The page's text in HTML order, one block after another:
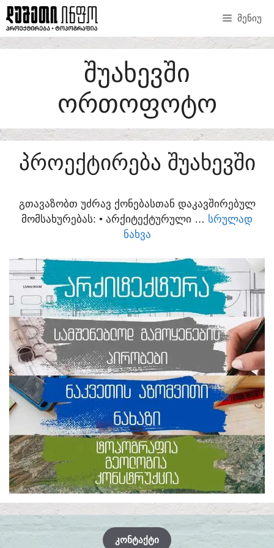
SKIP
TO
CONTENT
ᲛᲔᲜᲘᲣ
ᲨᲣᲐᲮᲔᲕᲨᲘ
ᲝᲠᲗᲝᲤᲝᲢᲝ
ᲞᲠᲝᲔᲥᲢᲘᲠᲔᲑᲐ ᲨᲣᲐᲮᲔᲕᲨᲘ
ᲒᲗᲐᲕᲐᲖᲝᲑᲗ ᲣᲫᲠᲐᲕ ᲥᲝᲜᲔᲑᲐᲡᲗᲐᲜ ᲓᲐᲙᲐᲕᲨᲘᲠᲔᲑᲣᲚ
ᲛᲝᲛᲡᲐᲮᲣᲠᲔᲑᲐᲡ:​ • ᲐᲠᲥᲘᲢᲔᲥᲢᲣᲠᲣᲚᲘ … ᲡᲠᲣᲚᲐᲓ
ᲜᲐᲮᲕᲐ
ᲙᲝᲜᲢᲐᲥᲢᲘ